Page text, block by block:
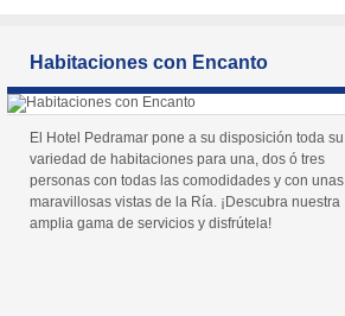
Habitaciones con Encanto
El Hotel Pedramar pone a su disposición toda su
variedad de habitaciones para una, dos ó tres
personas con todas las comodidades y con unas
maravillosas vistas de la Ría. ¡Descubra nuestra
amplia gama de servicios y disfrútela!